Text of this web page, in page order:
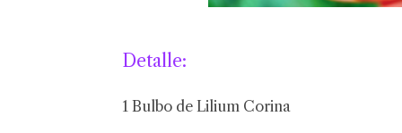
Detalle:
1 Bulbo de Lilium Corina